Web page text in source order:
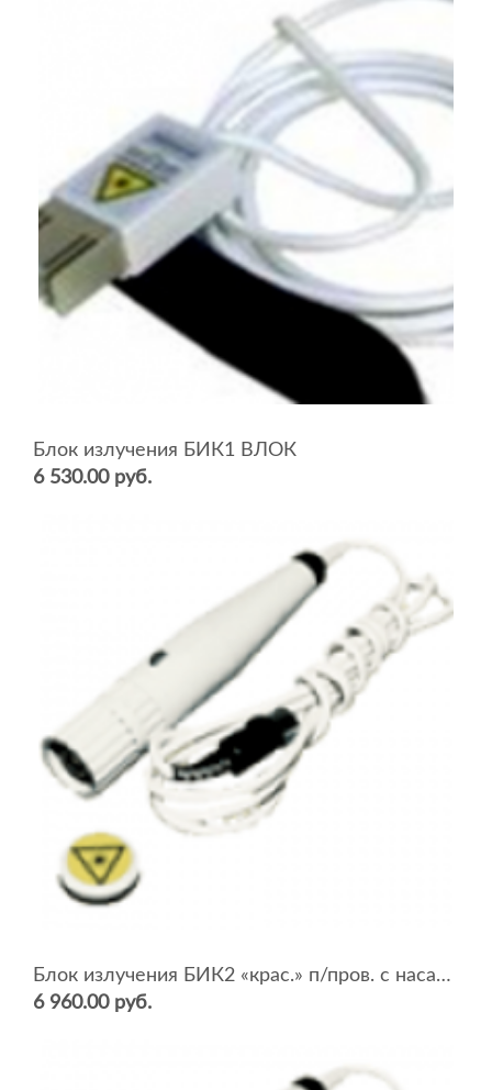
Блок излучения БИК1 ВЛОК
6 530.00 руб.
Блок излучения БИК2 «крас.» п/пров. с насадкой НС-К (Рср=15мВт)
6 960.00 руб.